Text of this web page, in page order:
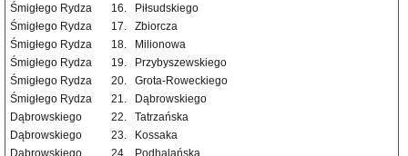
Śmigłego Rydza
16.
Piłsudskiego
Śmigłego Rydza
17.
Zbiorcza
Śmigłego Rydza
18.
Milionowa
Śmigłego Rydza
19.
Przybyszewskiego
Śmigłego Rydza
20.
Grota-Roweckiego
Śmigłego Rydza
21.
Dąbrowskiego
Dąbrowskiego
22.
Tatrzańska
Dąbrowskiego
23.
Kossaka
Dąbrowskiego
24. Podhalańska